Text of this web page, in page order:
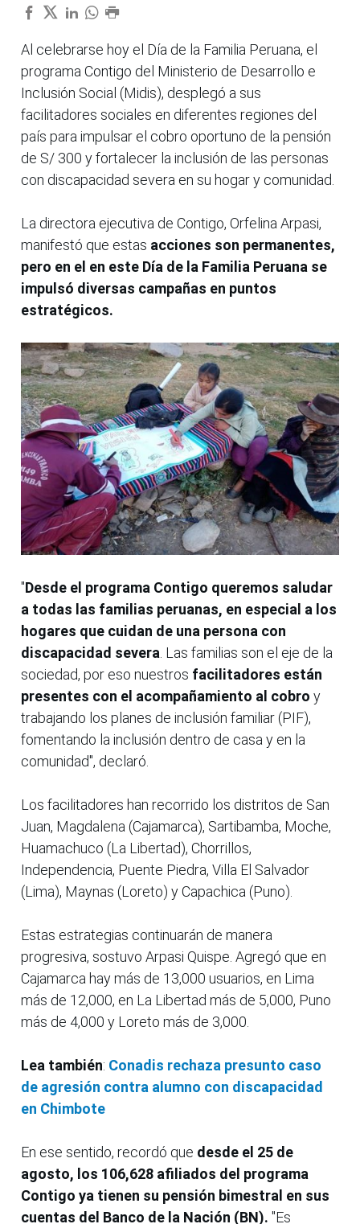
Al celebrarse hoy el Día de la Familia Peruana, el
programa Contigo del Ministerio de Desarrollo e
Inclusión Social (Midis), desplegó a sus
facilitadores sociales en diferentes regiones del
país para impulsar el cobro oportuno de la pensión
de S/ 300 y fortalecer la inclusión de las personas
con discapacidad severa en su hogar y comunidad.
La directora ejecutiva de Contigo, Orfelina Arpasi,
manifestó que estas acciones son permanentes,
pero en el en este Día de la Familia Peruana se
impulsó diversas campañas en puntos
estratégicos.
"Desde el programa Contigo queremos saludar
a todas las familias peruanas, en especial a los
hogares que cuidan de una persona con
discapacidad severa. Las familias son el eje de la
sociedad, por eso nuestros facilitadores están
presentes con el acompañamiento al cobro y
trabajando los planes de inclusión familiar (PIF),
fomentando la inclusión dentro de casa y en la
comunidad", declaró.
Los facilitadores han recorrido los distritos de San
Juan, Magdalena (Cajamarca), Sartibamba, Moche,
Huamachuco (La Libertad), Chorrillos,
Independencia, Puente Piedra, Villa El Salvador
(Lima), Maynas (Loreto) y Capachica (Puno).
Estas estrategias continuarán de manera
progresiva, sostuvo Arpasi Quispe. Agregó que en
Cajamarca hay más de 13,000 usuarios, en Lima
más de 12,000, en La Libertad más de 5,000, Puno
más de 4,000 y Loreto más de 3,000.
Lea también: Conadis rechaza presunto caso
de agresión contra alumno con discapacidad
en Chimbote
En ese sentido, recordó que desde el 25 de
agosto, los 106,628 afiliados del programa
Contigo ya tienen su pensión bimestral en sus
cuentas del Banco de la Nación (BN). "Es